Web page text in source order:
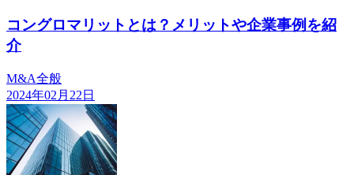
コングロマリットとは？メリットや企業事例を紹
介
M&A全般
2024年02月22日